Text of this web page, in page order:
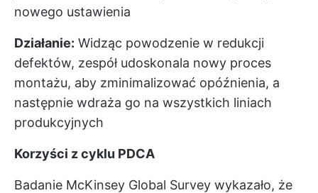
nowego ustawienia
Działanie: Widząc powodzenie w redukcji
defektów, zespół udoskonala nowy proces
montażu, aby zminimalizować opóźnienia, a
następnie wdraża go na wszystkich liniach
produkcyjnych
Korzyści z cyklu PDCA
Badanie McKinsey Global Survey wykazało, że